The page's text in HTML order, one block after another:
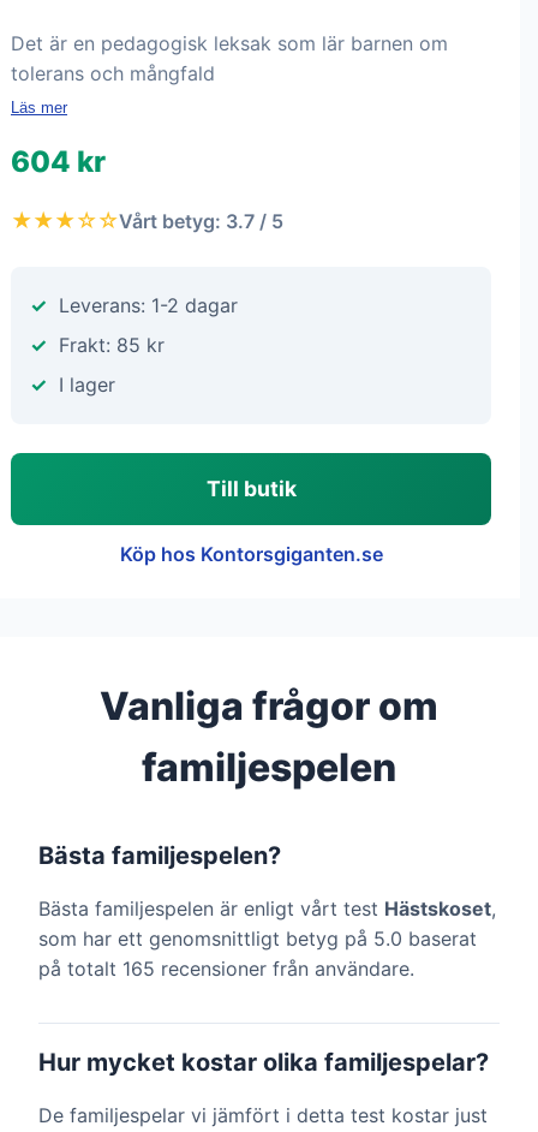
Det är en pedagogisk leksak som lär barnen om
tolerans och mångfald
Läs mer
604 kr
★★★☆☆Vårt betyg: 3.7 / 5
Leverans: 1-2 dagar
Frakt: 85 kr
I lager
Till butik
Köp hos Kontorsgiganten.se
Vanliga frågor om
familjespelen
Bästa familjespelen?
Bästa familjespelen är enligt vårt test Hästskoset,
som har ett genomsnittligt betyg på 5.0 baserat
på totalt 165 recensioner från användare.
Hur mycket kostar olika familjespelar?
De familjespelar vi jämfört i detta test kostar just